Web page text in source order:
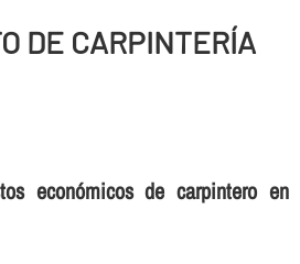
DE CARPINTERÍ­A
económicos de carpintero en